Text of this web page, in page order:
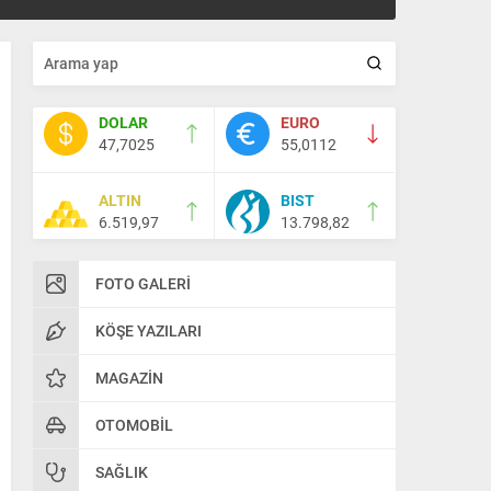
DOLAR
47,7025
EURO
55,0112
ALTIN
6.519,97
BIST
13.798,82
FOTO GALERI
KÖŞE YAZILARI
MAGAZIN
OTOMOBIL
SAĞLIK